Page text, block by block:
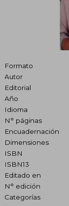
Formato
Autor
Editorial
Año
Idioma
N° páginas
Encuadernación
Dimensiones
ISBN
ISBN13
Editado en
N° edición
Categorías